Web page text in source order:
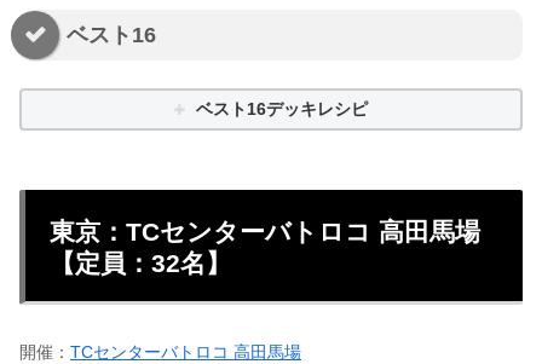
ベスト16
ベスト16デッキレシピ
東京：TCセンターバトロコ 高田馬場
【定員：32名】
開催： TCセンターバトロコ 高田馬場